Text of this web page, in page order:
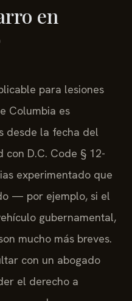
en
para lesiones
Columbia es
desde la fecha del
D.C. Code § 12-
experimentado que
— por ejemplo, si el
gubernamental,
mucho más breves.
con un abogado
el derecho a